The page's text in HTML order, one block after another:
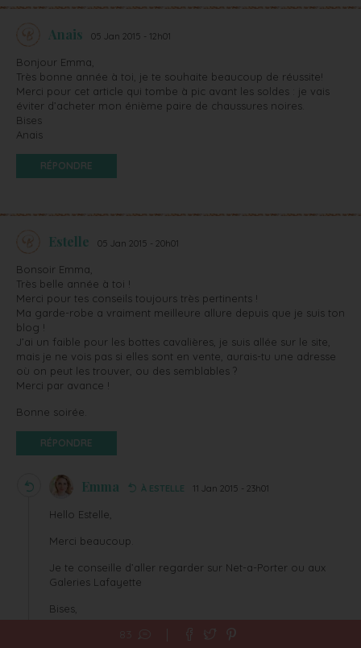
Anais 05 Jan 2015 - 12h01
Bonjour Emma,
Très bonne année à toi, je te souhaite beaucoup de réussite!
Merci pour cet article qui tombe à pic avant les soldes : je vais
éviter d’acheter mon énième paire de chaussures noires.
Bises
Anais
RÉPONDRE
Estelle 05 Jan 2015 - 20h01
Bonsoir Emma,
Très belle année à toi !
Merci pour tes conseils toujours très pertinents !
Ma garde-robe a vraiment meilleure allure depuis que je suis ton
blog !
J’ai un faible pour les bottes cavalières, je suis allée sur le site,
mais je ne vois pas si elles sont en vente, aurais-tu une adresse
où on peut les trouver, ou des semblables ?
Merci par avance !
Bonne soirée.
RÉPONDRE
Emma À ESTELLE 11 Jan 2015 - 23h01
Hello Estelle,
Merci beaucoup.
Je te conseille d’aller regarder sur Net-a-Porter ou aux
Galeries Lafayette
Bises,